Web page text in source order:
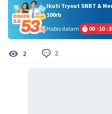
Ikuti Tryout SNBT &
100rb
Habis dalam
00 :10 :
2 2